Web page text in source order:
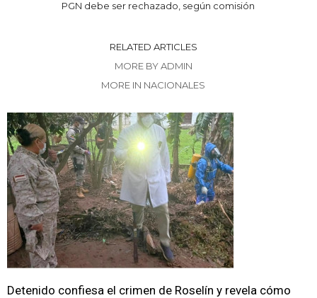
PGN debe ser rechazado, según comisión
RELATED ARTICLES
MORE BY ADMIN
MORE IN NACIONALES
Detenido confiesa el crimen de Roselín y revela cómo